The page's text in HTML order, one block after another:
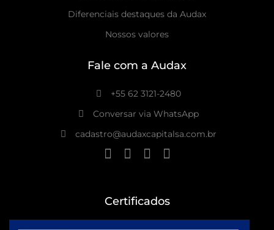
Diferenciais destaques da Audax
Nossos valores
Fale com a Audax
+55 62 3121-2480
Conversar via WhatsApp
cadastro@audaxcapitalsa.com.br
Certificados